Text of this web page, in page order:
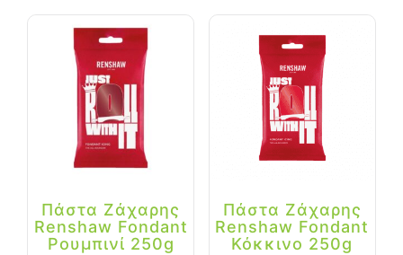
Πάστα Ζάχαρης
Renshaw Fondant
Ρουμπινί 250g
Πάστα Ζάχαρης
Renshaw Fondant
Κόκκινο 250g